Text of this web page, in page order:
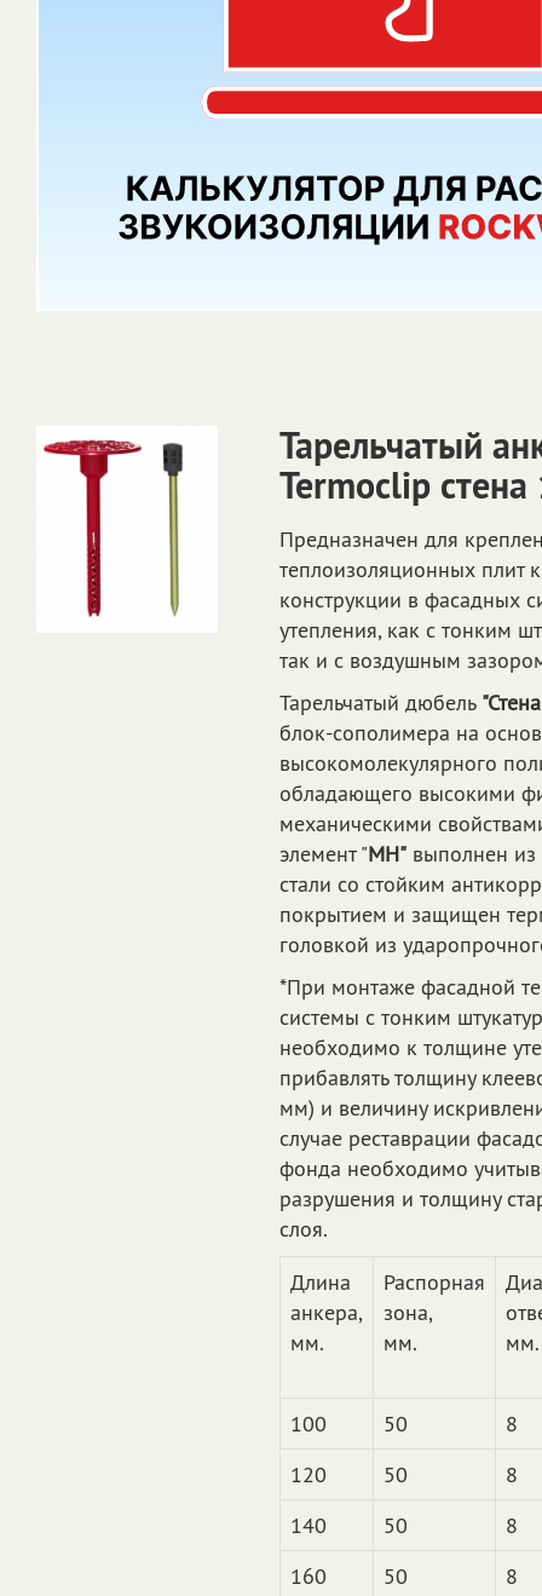
Тарельчатый
Termoclip стена
Предназначен для
теплоизоляционных плит
конструкции в фасадных
утепления, как с тонким
так и с воздушным
Тарельчатый дюбель
блок-сополимера на
высокомолекулярного
обладающего высокими
механическими
элемент "MH"выполнен из
стали со стойким
покрытием и защищен
головкой из
*При монтаже фасадной
системы с тонким
необходимо к толщине
прибавлять толщину
мм) и величину
случае реставрации
фонда необходимо
разрушения и толщину
слоя.
Длина
анкера,
мм.
Распорная
зона,
мм.
мм.
100 50
8
120
50
8
140
50
8
160
50 8